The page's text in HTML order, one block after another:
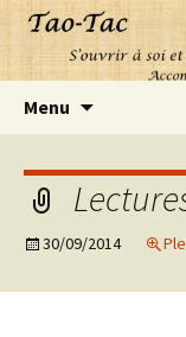
Menu
30/09/2014